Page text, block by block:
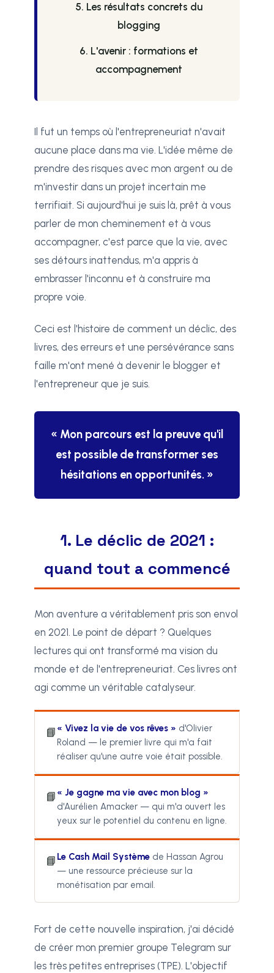
5. Les résultats concrets du
blogging
6. L'avenir : formations et
accompagnement
Il fut un temps où l'entrepreneuriat n'avait
aucune place dans ma vie. L'idée même de
prendre des risques avec mon argent ou de
m'investir dans un projet incertain me
terrifiait. Si aujourd'hui je suis là, prêt à vous
parler de mon cheminement et à vous
accompagner, c'est parce que la vie, avec
ses détours inattendus, m'a appris à
embrasser l'inconnu et à construire ma
propre voie.
Ceci est l'histoire de comment un déclic, des
livres, des erreurs et une persévérance sans
faille m'ont mené à devenir le blogger et
l'entrepreneur que je suis.
« Mon parcours est la preuve qu'il
est possible de transformer ses
hésitations en opportunités. »
1. Le déclic de 2021 :
quand tout a commencé
Mon aventure a véritablement pris son envol
en 2021. Le point de départ ? Quelques
lectures qui ont transformé ma vision du
monde et de l'entrepreneuriat. Ces livres ont
agi comme un véritable catalyseur.
📘 « Vivez la vie de vos rêves » d'Olivier
Roland — le premier livre qui m'a fait
réaliser qu'une autre voie était possible.
📘 « Je gagne ma vie avec mon blog »
d'Aurélien Amacker — qui m'a ouvert les
yeux sur le potentiel du contenu en ligne.
📘 Le Cash Mail Système de Hassan Agrou
— une ressource précieuse sur la
monétisation par email.
Fort de cette nouvelle inspiration, j'ai décidé
de créer mon premier groupe Telegram sur
les très petites entreprises (TPE). L'objectif